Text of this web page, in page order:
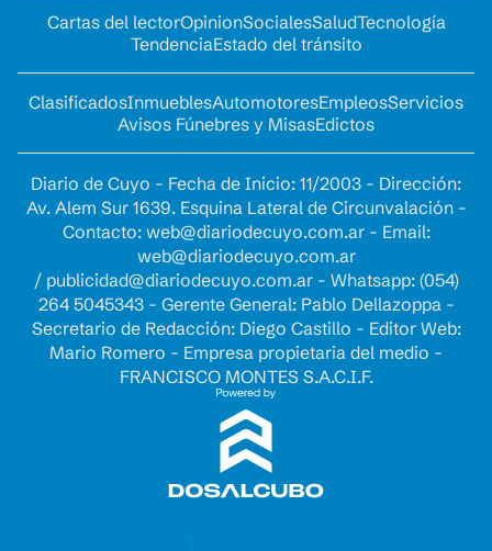
Cartas del lectorOpinionSocialesSaludTecnología
TendenciaEstado del tránsito
ClasificadosInmueblesAutomotoresEmpleosServicios
Avisos Fúnebres y MisasEdictos
Diario de Cuyo - Fecha de Inicio: 11/2003 - Dirección:
Av. Alem Sur 1639. Esquina Lateral de Circunvalación -
Contacto: web@diariodecuyo.com.ar- Email:
web@diariodecuyo.com.ar
/ publicidad@diariodecuyo.com.ar- Whatsapp: (054)
264 5045343 - Gerente General: Pablo Dellazoppa -
Secretario de Redacción: Diego Castillo - Editor Web:
Mario Romero - Empresa propietaria del medio -
FRANCISCO MONTES S.A.C.I.F.